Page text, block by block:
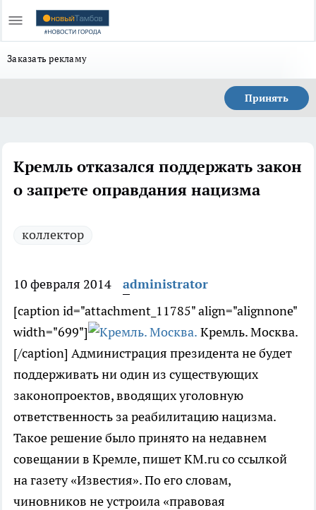
Заказать рекламу
Принять
Кремль отказался поддержать закон
о запрете оправдания нацизма
коллектор
10 февраля 2014
administrator
[caption id="attachment_11785" align="alignnone"
width="699"]
Кремль. Москва.
[/caption] Администрация президента не будет
поддерживать ни один из существующих
законопроектов, вводящих уголовную
ответственность за реабилитацию нацизма.
Такое решение было принято на недавнем
совещании в Кремле, пишет KM.ru со ссылкой
на газету «Известия». По его словам,
чиновников не устроила «правовая